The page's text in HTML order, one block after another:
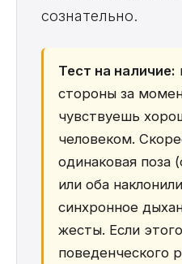
сознательно.
Тест на наличие:
стороны за
чувствуешь
человеком.
одинаковая поза
или оба
синхронное
жесты. Если
поведенческого